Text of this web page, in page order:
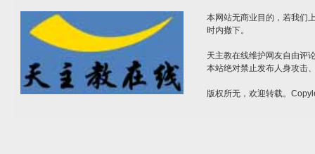
本网站无商业目的，若我们
时内撤下。
天主教在线维护网友自由评
本站绝对禁止发布人身攻击
版权所无，欢迎转载。